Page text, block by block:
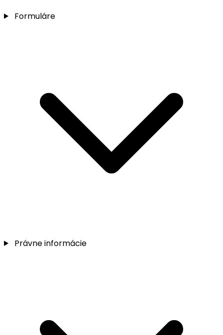
Formuláre
Právne informácie